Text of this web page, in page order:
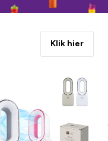
Klik hier